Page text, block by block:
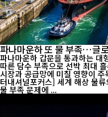
파나마운하 또 물 부족…글
파나마운하 갑문을 통과하는 대
따른 담수 부족으로 선박 최대
시장과 공급망에 미칠 영향이 주
터내셔널포커스] 세계 해상 물
물 부족 문제에 ...